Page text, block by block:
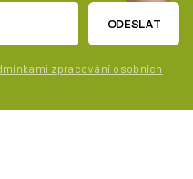
ODESLAT
zpracování osobních